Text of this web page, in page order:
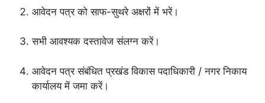
आवेदन पत्र को साफ-सुथरे अक्षरों में भरें।
सभी आवश्यक दस्तावेज संलग्न करें।
आवेदन पत्र संबंधित प्रखंड विकास पदाधिकारी / नगर निकाय
कार्यालय में जमा करें।